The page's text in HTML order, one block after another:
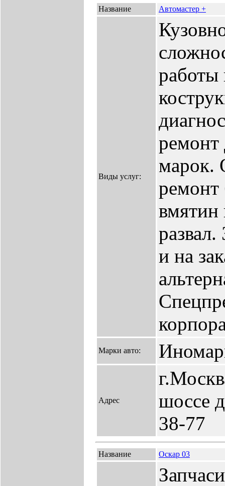
Название Автомастер +
Виды услуг:
работы
ремонт
марок.
ремонт
вмятин
и на
Марки авто:
Адрес
шоссе
38-77
Название Оскар 03